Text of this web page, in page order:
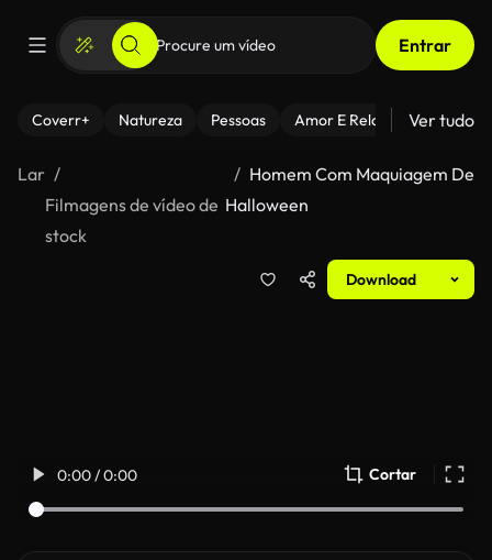
Entrar
Coverr+ Natureza Pessoas Amor E Relacionamentos
Ver tudo
Lar
Filmagens de vídeo de
stock
Homem Com Maquiagem De
Halloween
Download
0:00 / 0:00 Cortar